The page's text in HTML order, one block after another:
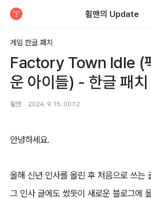
휠맨의 Update
게임 한글 패치
Factory Town Idle (
운 아이들) - 한글 패치
휠맨 2024. 9. 15. 00:12
안녕하세요.
올해 신년 인사를 올린 후 처음으로 쓰는
그 인사 글에도 썼듯이 새로운 블로그에